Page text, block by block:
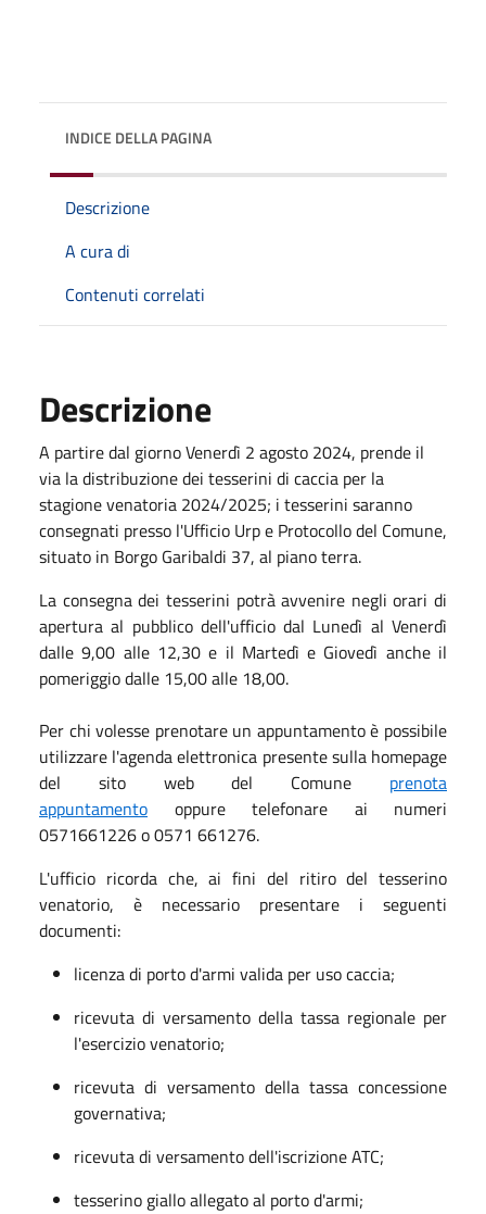
INDICE DELLA PAGINA
Descrizione
A cura di
Contenuti correlati
Descrizione
A partire dal giorno Venerdì 2 agosto 2024, prende il
via la distribuzione dei tesserini di caccia per la
stagione venatoria 2024/2025; i tesserini saranno
consegnati presso l'Ufficio Urp e Protocollo del Comune,
situato in Borgo Garibaldi 37, al piano terra.
La consegna dei tesserini potrà avvenire negli orari di
apertura al pubblico dell'ufficio dal Lunedì al Venerdì
dalle 9,00 alle 12,30 e il Martedì e Giovedì anche il
pomeriggio dalle 15,00 alle 18,00.
Per chi volesse prenotare un appuntamento è possibile
utilizzare l'agenda elettronica presente sulla homepage
del sito web del Comune prenota
appuntamento oppure telefonare ai numeri
0571661226 o 0571 661276.
L'ufficio ricorda che, ai fini del ritiro del tesserino
venatorio, è necessario presentare i seguenti
documenti:
licenza di porto d'armi valida per uso caccia;
ricevuta di versamento della tassa regionale per
l'esercizio venatorio;
ricevuta di versamento della tassa concessione
governativa;
ricevuta di versamento dell'iscrizione ATC;
tesserino giallo allegato al porto d'armi;